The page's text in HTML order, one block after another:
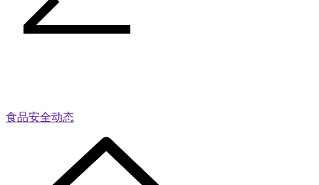
食品安全动态